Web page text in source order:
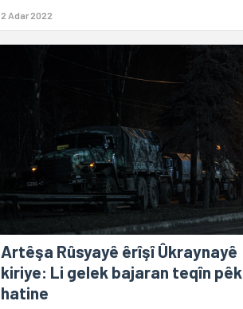
2 Adar 2022
Artêşa Rûsyayê êrîşî Ûkraynayê
kiriye: Li gelek bajaran teqîn pêk
hatine